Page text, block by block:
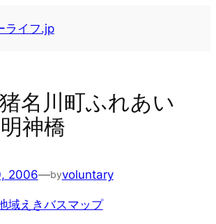
ライフ.jp
名川町ふれあい
神橋
2006—byvoluntary
域えきバスマップ